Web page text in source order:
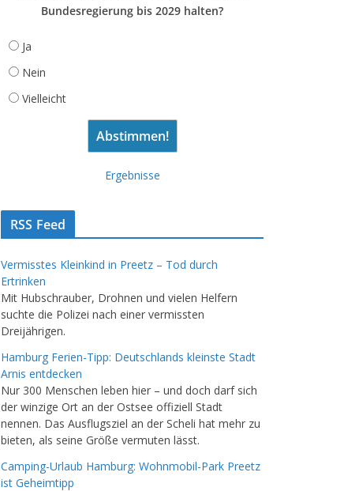
Bundesregierung bis 2029 halten?
Ja
Nein
Vielleicht
Ergebnisse
RSS Feed
Vermisstes Kleinkind in Preetz – Tod durch
Ertrinken
Mit Hubschrauber, Drohnen und vielen Helfern
suchte die Polizei nach einer vermissten
Dreijährigen.
Hamburg Ferien-Tipp: Deutschlands kleinste Stadt
Arnis entdecken
Nur 300 Menschen leben hier – und doch darf sich
der winzige Ort an der Ostsee offiziell Stadt
nennen. Das Ausflugsziel an der Scheli hat mehr zu
bieten, als seine Größe vermuten lässt.
Camping-Urlaub Hamburg: Wohnmobil-Park Preetz
ist Geheimtipp